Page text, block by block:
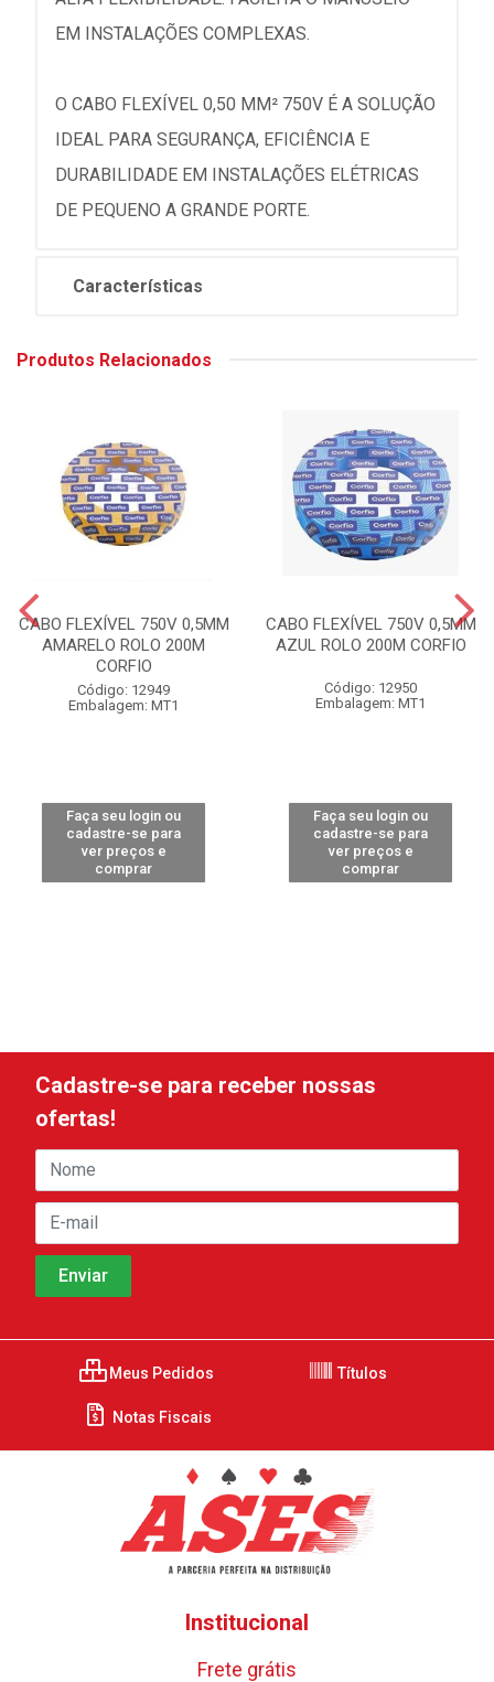
EM INSTALAÇÕES COMPLEXAS.
O CABO FLEXÍVEL 0,50 MM² 750V É A SOLUÇÃO
IDEAL PARA SEGURANÇA, EFICIÊNCIA E
DURABILIDADE EM INSTALAÇÕES ELÉTRICAS
DE PEQUENO A GRANDE PORTE.
Características
Produtos Relacionados
CABO FLEXÍVEL 750V 0,5MM
AMARELO ROLO 200M
CORFIO
Código: 12949
Embalagem: MT1
Faça seu login ou
cadastre-se para
ver preços e
comprar
CABO FLEXÍVEL 750V 0,5MM
AZUL ROLO 200M CORFIO
Código: 12950
Embalagem: MT1
Faça seu login ou
cadastre-se para
ver preços e
comprar
Cadastre-se para receber nossas
ofertas!
Meus Pedidos Títulos
Notas Fiscais
Institucional
Frete grátis